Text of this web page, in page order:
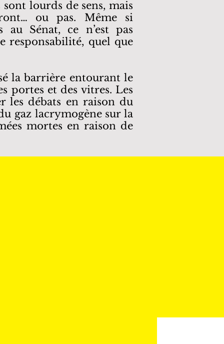
lourds de sens, mais
ou pas. Même si
au Sénat, ce n’est pas
quel que
la barrière entourant le
portes et des vitres. Les
les débats en raison du
gaz lacrymogène sur la
mortes en raison de